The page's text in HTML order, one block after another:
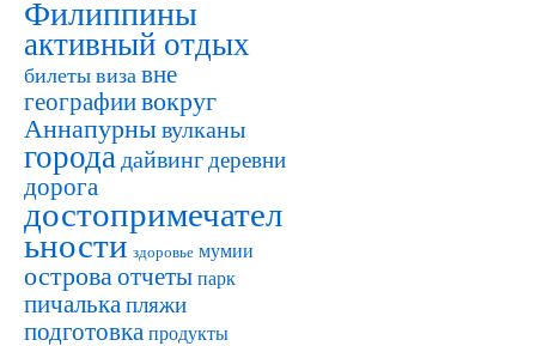
Филиппины
активный отдых
билетывизавне
географиивокруг
Аннапурнывулканы
городадайвингдеревни
дорога
достопримечател
ьности здоровье мумии
островаотчетыпарк
пичалькапляжи
подготовкапродукты